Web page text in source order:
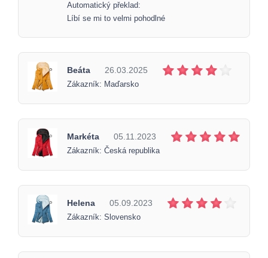
Automatický překlad:
Líbí se mi to velmi pohodlné
Beáta 26.03.2025
Zákazník: Maďarsko
Markéta 05.11.2023
Zákazník: Česká republika
Helena 05.09.2023
Zákazník: Slovensko